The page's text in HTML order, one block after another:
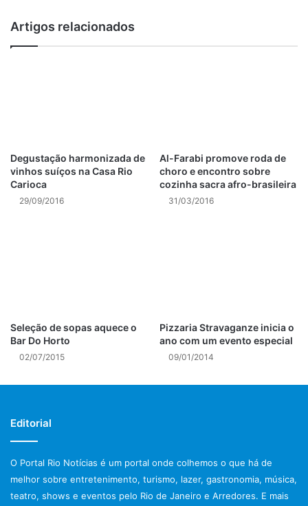
Post Views: 966
Artigos relacionados
Degustação harmonizada de
vinhos suíços na Casa Rio
Carioca
29/09/2016
Al-Farabi promove roda de
choro e encontro sobre
cozinha sacra afro-brasileira
31/03/2016
Seleção de sopas aquece o
Bar Do Horto
02/07/2015
Pizzaria Stravaganze inicia o
ano com um evento especial
09/01/2014
Editorial
O Portal Rio Notícias é um portal onde colhemos o que há de
melhor sobre entretenimento, turismo, lazer, gastronomia, música,
teatro, shows e eventos pelo Rio de Janeiro e Arredores. E mais